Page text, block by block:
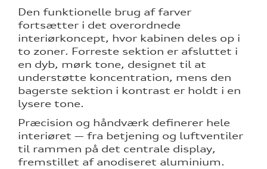
Den funktionelle brug af farver
fortsætter i det overordnede
interiørkoncept, hvor kabinen deles op i
to zoner. Forreste sektion er afsluttet i
en dyb, mørk tone, designet til at
understøtte koncentration, mens den
bagerste sektion i kontrast er holdt i en
lysere tone.
Præcision og håndværk definerer hele
interiøret — fra betjening og luftventiler
til rammen på det centrale display,
fremstillet af anodiseret aluminium.